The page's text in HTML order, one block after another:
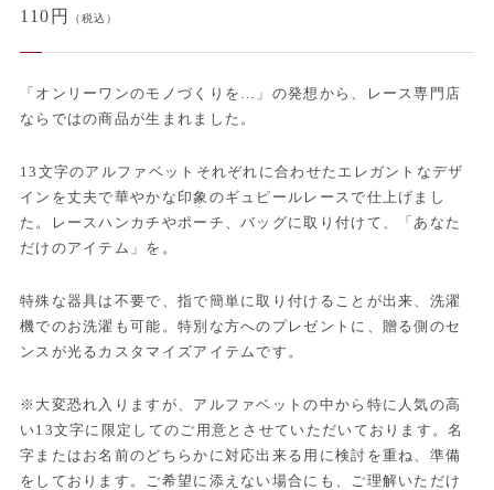
110円 （税込）
「オンリーワンのモノづくりを…」の発想から、レース専門店
ならではの商品が生まれました。
13文字のアルファベットそれぞれに合わせたエレガントなデザ
インを丈夫で華やかな印象のギュピールレースで仕上げまし
た。レースハンカチやポーチ、バッグに取り付けて、「あなた
だけのアイテム」を。
特殊な器具は不要で、指で簡単に取り付けることが出来、洗濯
機でのお洗濯も可能。特別な方へのプレゼントに、贈る側のセ
ンスが光るカスタマイズアイテムです。
※大変恐れ入りますが、アルファベットの中から特に人気の高
い13文字に限定してのご用意とさせていただいております。名
字またはお名前のどちらかに対応出来る用に検討を重ね、準備
をしております。ご希望に添えない場合にも、ご理解いただけ